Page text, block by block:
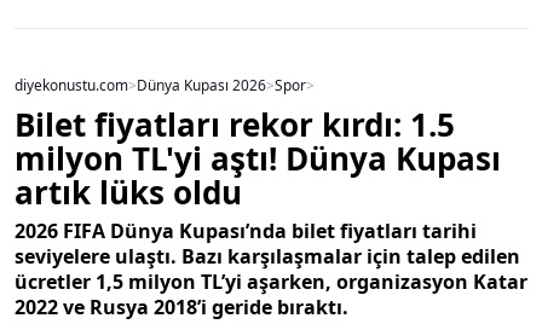
diyekonustu.com>Dünya Kupası 2026>Spor>
Bilet fiyatları rekor kırdı: 1.5
milyon TL'yi aştı! Dünya Kupası
artık lüks oldu
2026 FIFA Dünya Kupası’nda bilet fiyatları tarihi
seviyelere ulaştı. Bazı karşılaşmalar için talep edilen
ücretler 1,5 milyon TL’yi aşarken, organizasyon Katar
2022 ve Rusya 2018’i geride bıraktı.